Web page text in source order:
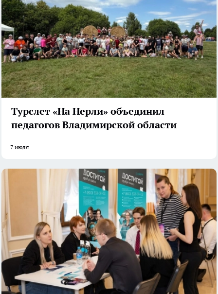
Турслет «На Нерли» объединил
педагогов Владимирской области
7 июля